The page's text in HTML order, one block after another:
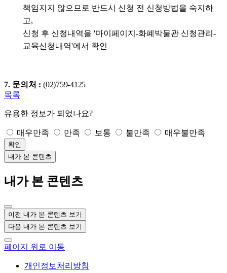
책임지지 않으므로 반드시 신청 전 신청방법을 숙지하
고,
신청 후 신청내역을 '마이페이지-화폐박물관 신청관리-
교육신청내역'에서 확인
7. 문의처 : (02)759-4125
목록
유용한 정보가 되었나요?
매우만족 만족 보통 불만족 매우불만족
확인
내가 본 콘텐츠
내가 본 콘텐츠
이전 내가 본 콘텐츠 보기
다음 내가 본 콘텐츠 보기
페이지 위로 이동
개인정보처리방침